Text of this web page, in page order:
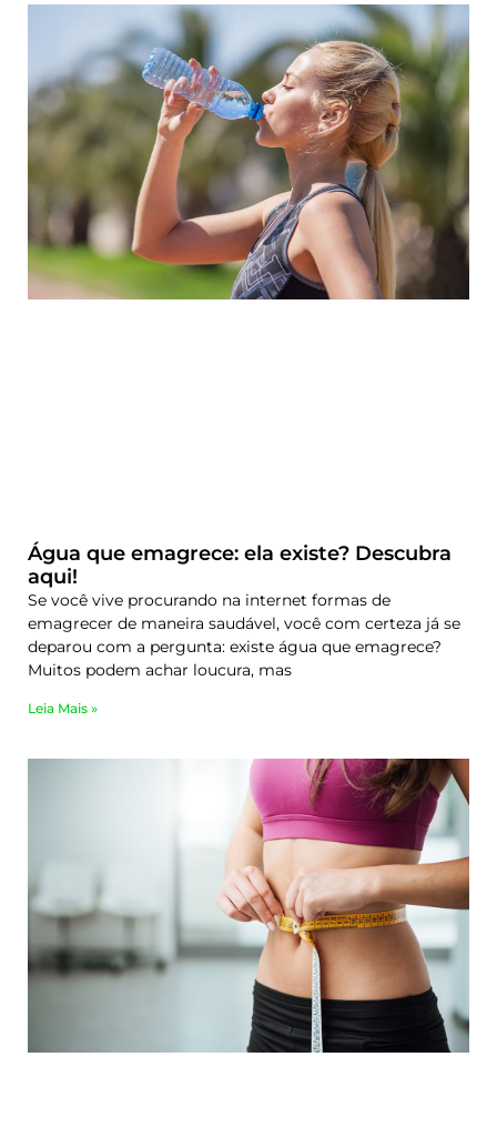
Água que emagrece: ela existe? Descubra
aqui!
Se você vive procurando na internet formas de
emagrecer de maneira saudável, você com certeza já se
deparou com a pergunta: existe água que emagrece?
Muitos podem achar loucura, mas
Leia Mais »